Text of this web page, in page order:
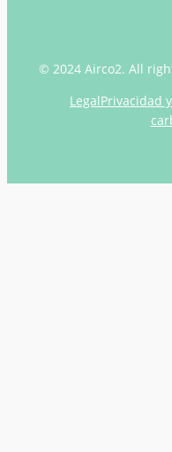
© 2024 Airco2. All
LegalPrivacidad